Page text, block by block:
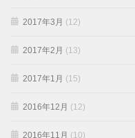
2017年3月 (12)
2017年2月 (13)
2017年1月 (15)
2016年12月 (12)
2016年11月 (10)